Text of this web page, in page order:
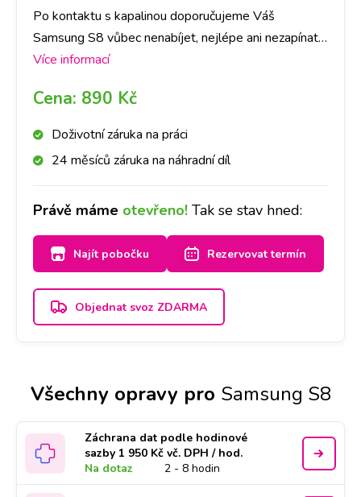
Po kontaktu s kapalinou doporučujeme Váš
Samsung S8 vůbec nenabíjet, nejlépe ani nezapínat,
a zastavit se na kterékoliv naší pobočce co nejdříve
záleží do jaké míry kapalina přístroj poškodila. V
některých případech pro funkčnost stačí samotná
deoxidace. V některých případech je třeba následná
oprava. Primárně provedeme deoxidaci zařízení od
deoxidace plně povedla, popř. co je třeba opravit a
za jakou cenu. O všem Vás budeme informovat.
Jelikož se jedná o náročnější proces, doba trvání je
2-3 dny.
Více informací
Cena: 890 Kč
Doživotní záruka na práci
24 měsíců záruka na náhradní díl
Právě máme otevřeno! Tak se stav hned:
Najít pobočku Rezervovat termín
Objednat svoz ZDARMA
Všechny opravy pro Samsung S8
Záchrana dat podle hodinové
sazby 1 950 Kč vč. DPH / hod.
Na dotaz
2 - 8 hodin